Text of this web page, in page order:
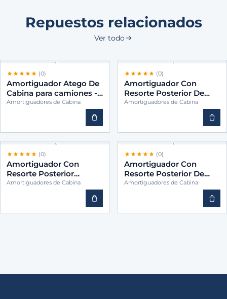
Repuestos relacionados
Ver todo
(0)
Amortiguador Atego De
Cabina para camiones -
BINS 9583170203
Amortiguadores de Cabina
(0)
Amortiguador Con
Resorte Posterior De
Cabina para camiones -
Amortiguadores de Cabina
(0)
Amortiguador Con
Resorte Posterior
Vertical Cabina para
Amortiguadores de Cabina
(0)
Amortiguador Con
Resorte Posterior De
Cabina para camiones -
Amortiguadores de Cabina